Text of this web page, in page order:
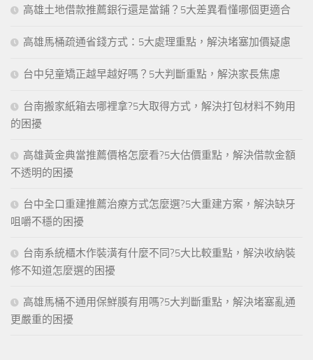
高雄土地借款推薦銀行還是當鋪？5大差異看懂哪個更適合
高雄馬桶疏通省錢方式：5大處理重點，解決堵塞加價疑慮
台中兒童矯正越早越好嗎？5大判斷重點，解決家長焦慮
台南搬家紙箱去哪裡拿?5大取得方式，解決打包材料不夠用
的困擾
高雄黃金典當推薦價格怎麼看?5大估價重點，解決借款金額
不透明的困擾
台中全口重建推薦治療方式怎麼選?5大重建方案，解決缺牙
咀嚼不穩的困擾
台南系統櫃木作裝潢有什麼不同?5大比較重點，解決收納裝
修不知道怎麼選的困擾
高雄馬桶不通用保鮮膜有用嗎?5大判斷重點，解決堵塞亂通
更嚴重的困擾